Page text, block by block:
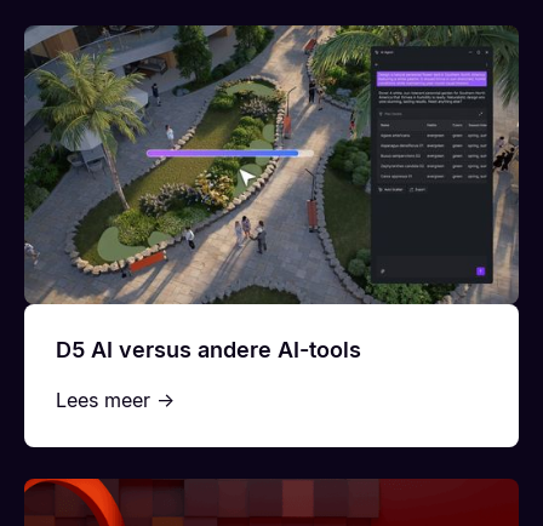
D5 AI versus andere AI-tools
Lees meer →